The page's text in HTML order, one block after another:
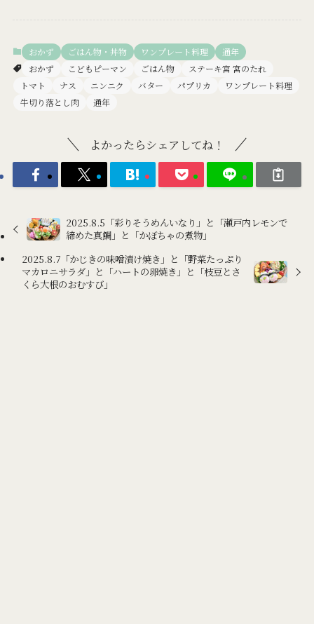
おかず ごはん物・丼物 ワンプレート料理
通年
おかず
こどもピーマン ごはん物
ステーキ宮 宮のたれ
トマト
ナス ニンニク バター パプリカ
ワンプレート料理
牛切り落とし肉
通年
よかったらシェアしてね！
2025.8.5「彩りそうめんいなり」と「瀬戸内レモンで
締めた真鯛」と「かぼちゃの煮物」
2025.8.7「かじきの味噌漬け焼き」と「野菜たっぷり
マカロニサラダ」と「ハートの卵焼き」と「枝豆とさ
くら大根のおむすび」